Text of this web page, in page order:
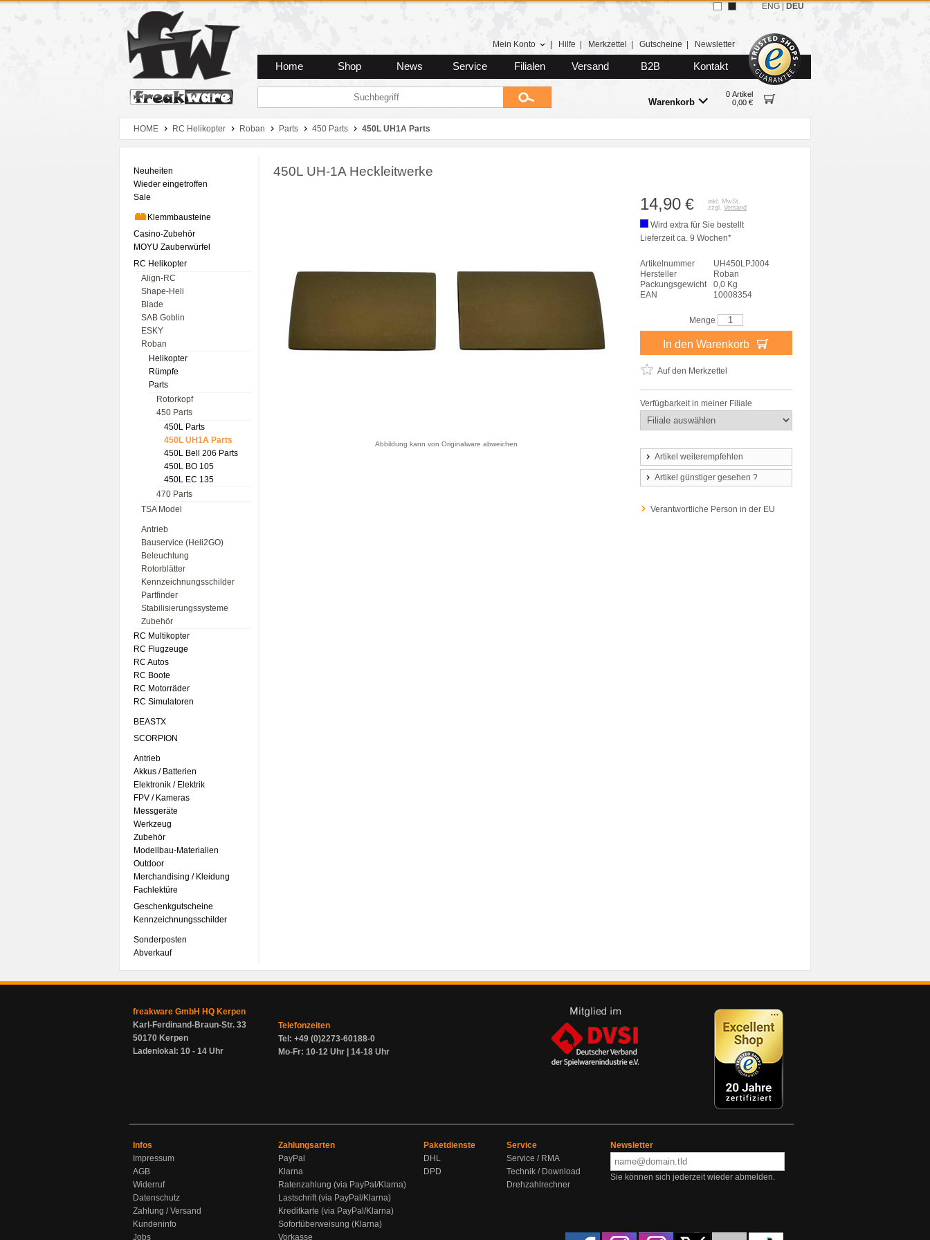
Zum Hauptmenue
Zum Seiteninhalt
Zum Warenkob
Mein Konto Hilfe Merkzettel Gutscheine Newsletter
Home Shop News Service Filialen Versand B2B Kontakt
Warenkorb
0 Artikel
0,00 €
ENG DEU
HOME RC Helikopter Roban Parts 450 Parts 450L UH1A Parts
Neuheiten
Wieder eingetroffen
Sale
Klemmbausteine
Casino-Zubehör
MOYU Zauberwürfel
RC Helikopter
Align-RC
Shape-Heli
Blade
SAB Goblin
ESKY
Roban
Helikopter
Rümpfe
Parts
Rotorkopf
450 Parts
450L Parts
450L UH1A Parts
450L Bell 206 Parts
450L BO 105
450L EC 135
470 Parts
TSA Model
Antrieb
Bauservice (Heli2GO)
Beleuchtung
Rotorblätter
Kennzeichnungsschilder
Partfinder
Stabilisierungssysteme
Zubehör
RC Multikopter
RC Flugzeuge
RC Autos
RC Boote
RC Motorräder
RC Simulatoren
BEASTX
SCORPION
Antrieb
Akkus / Batterien
Elektronik / Elektrik
FPV / Kameras
Messgeräte
Werkzeug
Zubehör
Modellbau-Materialien
Outdoor
Merchandising / Kleidung
Fachlektüre
Geschenkgutscheine
Kennzeichnungsschilder
Sonderposten
Abverkauf
450L UH-1A Heckleitwerke
Abbildung kann von Originalware abweichen
14,90 €
inkl. MwSt.
zzgl. Versand
Wird extra für Sie bestellt
Lieferzeit ca. 9 Wochen*
Artikelnummer
UH450LPJ004
Hersteller
Roban
Packungsgewicht
0,0 Kg
EAN
10008354
Menge
In den Warenkorb
Auf den Merkzettel
Verfügbarkeit in meiner Filiale
Artikel weiterempfehlen
Artikel günstiger gesehen ?
Verantwortliche Person in der EU
freakware GmbH HQ Kerpen
Karl-Ferdinand-Braun-Str. 33
50170 Kerpen
Ladenlokal: 10 - 14 Uhr
Telefonzeiten
Tel: +49 (0)2273-60188-0
Mo-Fr: 10-12 Uhr | 14-18 Uhr
Infos
Impressum
AGB
Widerruf
Datenschutz
Zahlung / Versand
Kundeninfo
Jobs
Zahlungsarten
PayPal
Klarna
Ratenzahlung (via PayPal/Klarna)
Lastschrift (via PayPal/Klarna)
Kreditkarte (via PayPal/Klarna)
Sofortüberweisung (Klarna)
Vorkasse
Paketdienste
DHL
DPD
Service
Service / RMA
Technik / Download
Drehzahlrechner
Newsletter
Sie können sich jederzeit wieder abmelden.